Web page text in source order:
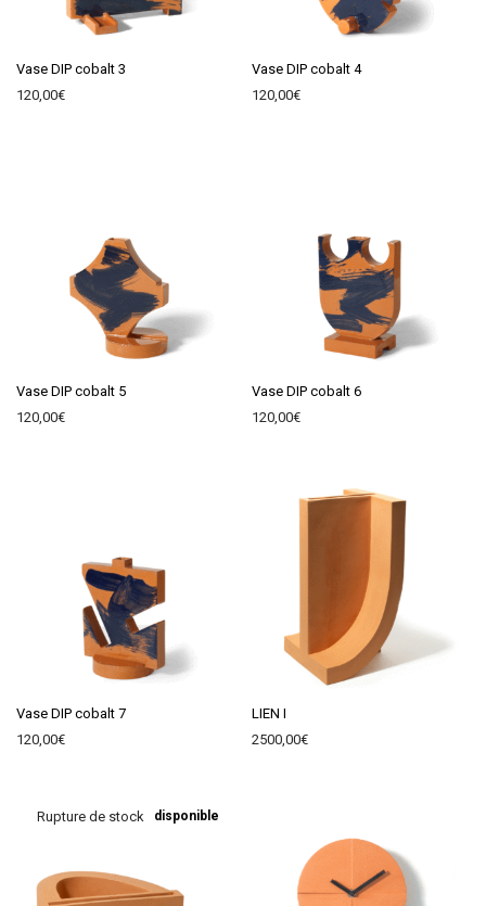
Vase DIP cobalt 3
120,00€
Vase DIP cobalt 4
120,00€
Vase DIP cobalt 5
120,00€
Vase DIP cobalt 6
120,00€
Vase DIP cobalt 7
120,00€
LIEN I
2500,00€
Bientôt disponible